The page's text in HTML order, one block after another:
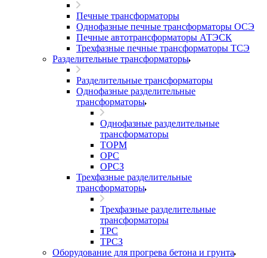
Печные трансформаторы
Однофазные печные трансформаторы ОСЭ
Печные автотрансформаторы АТЭСК
Трехфазные печные трансформаторы ТСЭ
Разделительные трансформаторы
Разделительные трансформаторы
Однофазные разделительные
трансформаторы
Однофазные разделительные
трансформаторы
ТОРМ
ОРС
ОРСЗ
Трехфазные разделительные
трансформаторы
Трехфазные разделительные
трансформаторы
ТРС
ТРСЗ
Оборудование для прогрева бетона и грунта